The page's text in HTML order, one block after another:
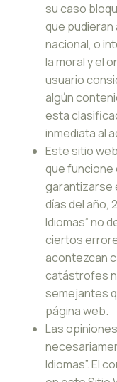
su caso
que
nacional, o
la moral y el
usuario
algún
esta
inmediata al
Este sitio
que funcione
garantizarse
días del año,
Idiomas” no
ciertos
acontezcan
catástrofes
semejantes
página web.
Las
Idiomas”. El